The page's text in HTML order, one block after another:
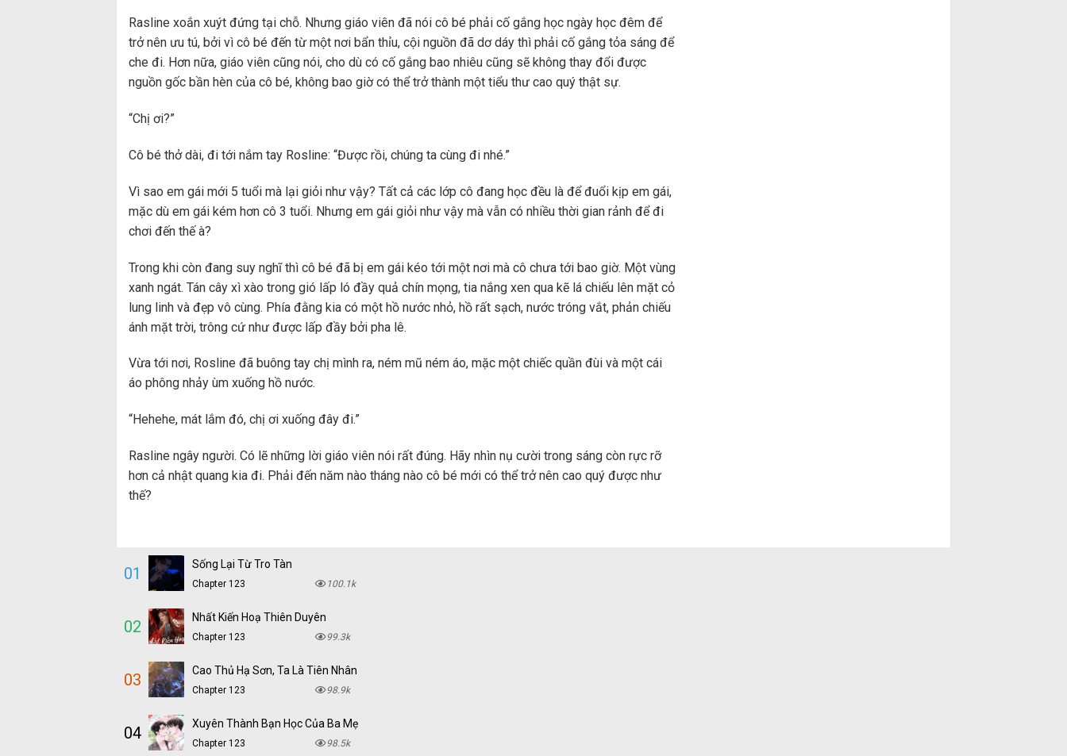
Rasline xoắn xuýt đứng tại chỗ. Nhưng giáo viên đã nói cô bé phải cố gắng học ngày học đêm để
trở nên ưu tú, bởi vì cô bé đến từ một nơi bẩn thỉu, cội nguồn đã dơ dáy thì phải cố gắng tỏa sáng để
che đi. Hơn nữa, giáo viên cũng nói, cho dù có cố gắng bao nhiêu cũng sẽ không thay đổi được
nguồn gốc bần hèn của cô bé, không bao giờ có thể trở thành một tiểu thư cao quý thật sự.
“Chị ơi?”
Cô bé thở dài, đi tới nắm tay Rosline: “Được rồi, chúng ta cùng đi nhé.”
Vì sao em gái mới 5 tuổi mà lại giỏi như vậy? Tất cả các lớp cô đang học đều là để đuổi kịp em gái,
mặc dù em gái kém hơn cô 3 tuổi. Nhưng em gái giỏi như vậy mà vẫn có nhiều thời gian rảnh để đi
chơi đến thế à?
Trong khi còn đang suy nghĩ thì cô bé đã bị em gái kéo tới một nơi mà cô chưa tới bao giờ. Một vùng
xanh ngát. Tán cây xì xào trong gió lấp ló đầy quả chín mọng, tia nắng xen qua kẽ lá chiếu lên mặt cỏ
lung linh và đẹp vô cùng. Phía đằng kia có một hồ nước nhỏ, hồ rất sạch, nước tróng vắt, phản chiếu
ánh mặt trời, trông cứ như được lấp đầy bởi pha lê.
Vừa tới nơi, Rosline đã buông tay chị mình ra, ném mũ ném áo, mặc một chiếc quần đùi và một cái
áo phông nhảy ùm xuống hồ nước.
“Hehehe, mát lắm đó, chị ơi xuống đây đi.”
Rasline ngây người. Có lẽ những lời giáo viên nói rất đúng. Hãy nhìn nụ cười trong sáng còn rực rỡ
hơn cả nhật quang kia đi. Phải đến năm nào tháng nào cô bé mới có thể trở nên cao quý được như
thế?
01 Sống Lại Từ Tro Tàn
Chapter 123 100.1k
02 Nhất Kiến Hoạ Thiên Duyên
Chapter 123 99.3k
03 Cao Thủ Hạ Sơn, Ta Là Tiên Nhân
Chapter 123 98.9k
04 Xuyên Thành Bạn Học Của Ba Mẹ
Chapter 123 98.5k